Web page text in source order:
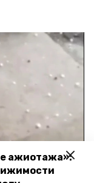
ажиотажа»: